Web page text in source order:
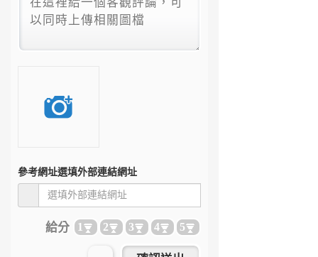
參考網址選填外部連結網址
給分 1 2 3 4 5